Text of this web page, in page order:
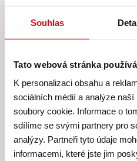
Souhlas
Tato webová stránka
K personalizaci obsahu a
sociálních médií a analýze
soubory cookie. Informace o
sdílíme se svými partnery pro
analýzy. Partneři tyto údaje
informacemi, které jste jim
Jen si to představíte,
najdete článek
toho tvarohového!)